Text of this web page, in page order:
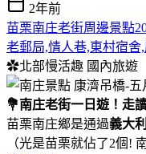
2年前
苗栗南庄老街周邊景點
老郵局,情人巷,東村宿舍
✿北部慢活趣 國內旅遊
💐南庄老街一日遊！走
苗栗南庄鄉是通過義大
（光是苗栗就佔了2個!